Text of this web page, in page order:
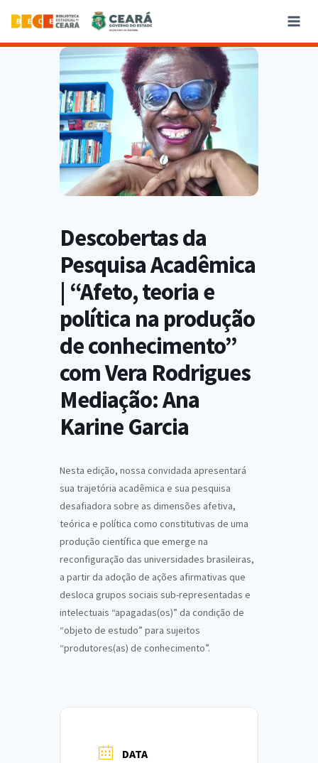
Descobertas da
Pesquisa Acadêmica
| “Afeto, teoria e
política na produção
de conhecimento”
com Vera Rodrigues
Mediação: Ana
Karine Garcia
Nesta edição, nossa convidada apresentará
sua trajetória acadêmica e sua pesquisa
desafiadora sobre as dimensões afetiva,
teórica e política como constitutivas de uma
produção científica que emerge na
reconfiguração das universidades brasileiras,
a partir da adoção de ações afirmativas que
desloca grupos sociais sub-representadas e
intelectuais “apagadas(os)” da condição de
“objeto de estudo” para sujeitos
“produtores(as) de conhecimento”.
DATA